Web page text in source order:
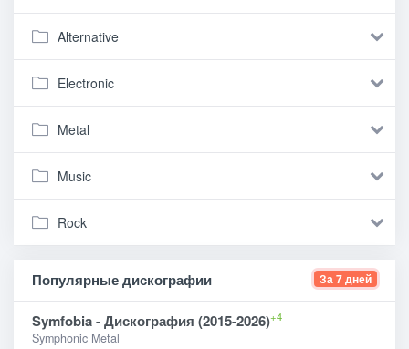
Alternative
Electronic
Metal
Music
Rock
Популярные дискографии За 7 дней
Symfobia - Дискография (2015-2026)+4
Symphonic Metal